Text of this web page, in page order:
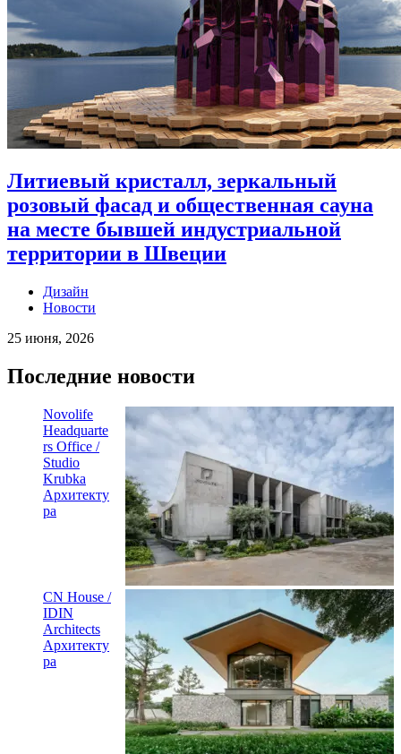
Литиевый кристалл, зеркальный
розовый фасад и общественная сауна
на месте бывшей индустриальной
территории в Швеции
Дизайн
Новости
25 июня, 2026
Последние новости
Novolife
Headquarte
rs Office /
Studio
Krubka
Архитекту
ра
CN House /
IDIN
Architects
Архитекту
ра